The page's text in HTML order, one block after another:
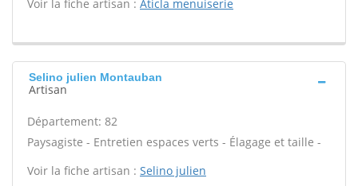
Voir la fiche artisan : Aticla menuiserie
Selino julien Montauban
Artisan
Département: 82
Paysagiste - Entretien espaces verts - Élagage et taille -
Voir la fiche artisan : Selino julien